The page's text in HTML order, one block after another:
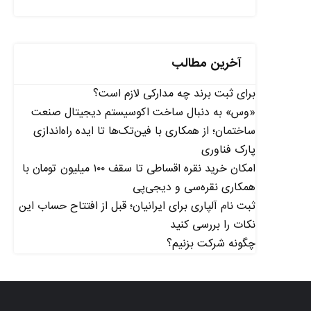
آخرین مطالب
برای ثبت برند چه مدارکی لازم است؟
«وس» به دنبال ساخت اکوسیستم دیجیتال صنعت
ساختمان؛ از همکاری با فین‌تک‌ها تا ایده راه‌اندازی
پارک فناوری
امکان خرید نقره اقساطی تا سقف ۱۰۰ میلیون تومان با
همکاری نقره‌سی و دیجی‌پی
ثبت نام آلپاری برای ایرانیان؛ قبل از افتتاح حساب این
نکات را بررسی کنید
چگونه شرکت بزنیم؟